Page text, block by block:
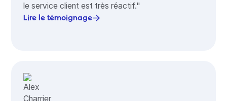
le service client est très réactif."
Lire le témoignage